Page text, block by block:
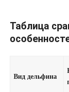
Таблица
Вид дельфина